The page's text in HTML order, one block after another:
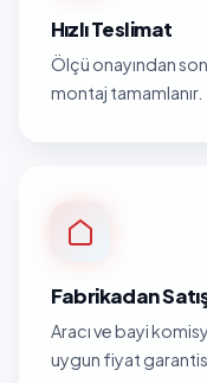
Hızlı Teslimat
Ölçü onayından
montaj tamamlanır.
Fabrikadan
Aracı ve bayi
uygun fiyat